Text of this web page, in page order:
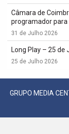
Câmara de
programador para
31 de Julho 2026
Long Play – 25 de
25 de Julho 2026
GRUPO MEDIA